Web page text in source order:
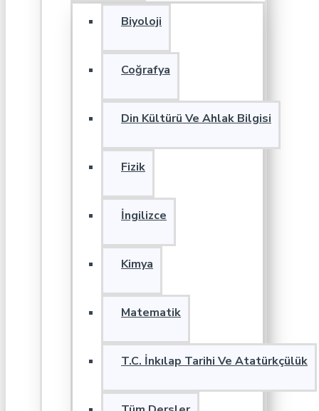
Biyoloji
Coğrafya
Din Kültürü Ve Ahlak Bilgisi
Fizik
İngilizce
Kimya
Matematik
T.C. İnkılap Tarihi Ve Atatürkçülük